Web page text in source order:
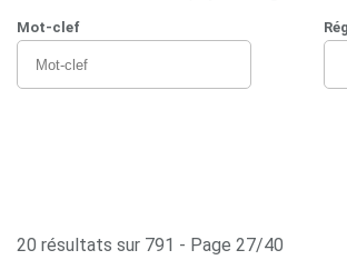
Mot-clef
20 résultats sur 791 - Page 27/40